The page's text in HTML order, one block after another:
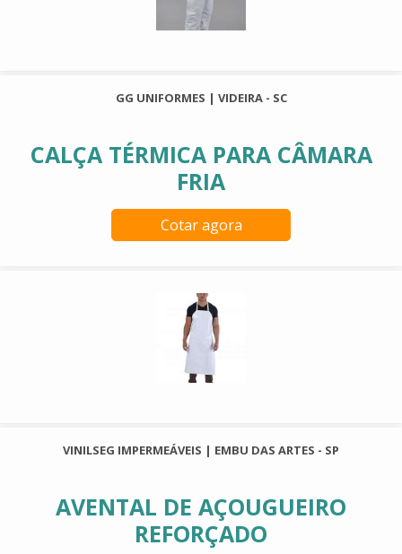
GG UNIFORMES | VIDEIRA - SC
CALÇA TÉRMICA PARA CÂMARA
FRIA
Cotar agora
VINILSEG IMPERMEÁVEIS | EMBU DAS ARTES - SP
AVENTAL DE AÇOUGUEIRO
REFORÇADO